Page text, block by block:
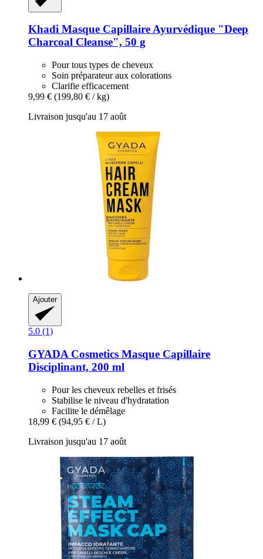
Khadi Masque Capillaire Ayurvédique "Deep
Charcoal Cleanse", 50 g
Pour tous types de cheveux
Soin préparateur aux colorations
Clarifie efficacement
9,99 € (199,80 € / kg)
Livraison jusqu'au 17 août
Ajouter
5.0 (1)
GYADA Cosmetics Masque Capillaire
Disciplinant, 200 ml
Pour les cheveux rebelles et frisés
Stabilise le niveau d'hydratation
Facilite le démêlage
18,99 € (94,95 € / L)
Livraison jusqu'au 17 août